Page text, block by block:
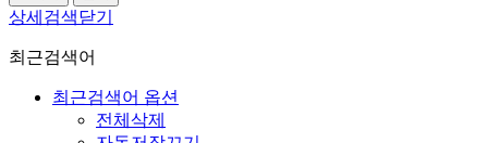
상세검색닫기
최근검색어
최근검색어 옵션
전체삭제